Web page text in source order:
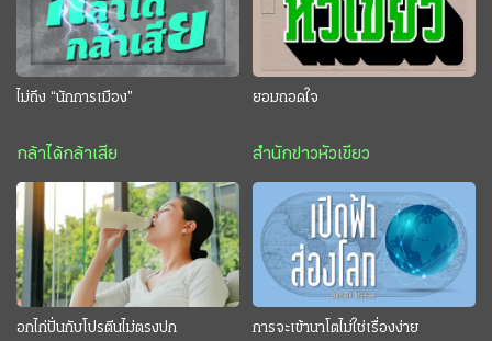
ไม่ถึง “นักการเมือง”
กล้าได้กล้าเสีย
ยอมถอดใจ
สำนักข่าวหัวเขียว
อกไก่ปั่นกับโปรตีนไม่ตรงปก การจะเข้านาโตไม่ใช่เรื่องง่าย